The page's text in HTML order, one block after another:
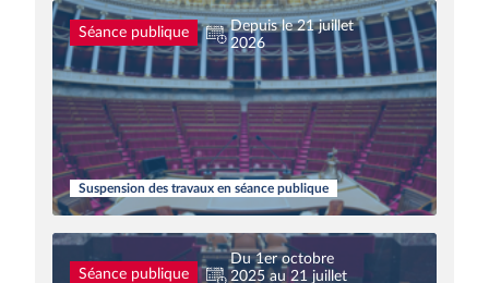
Séance publique
Depuis le 21 juillet
2026
Suspension des travaux en séance publique
Séance publique
Du 1er octobre
2025 au 21 juillet